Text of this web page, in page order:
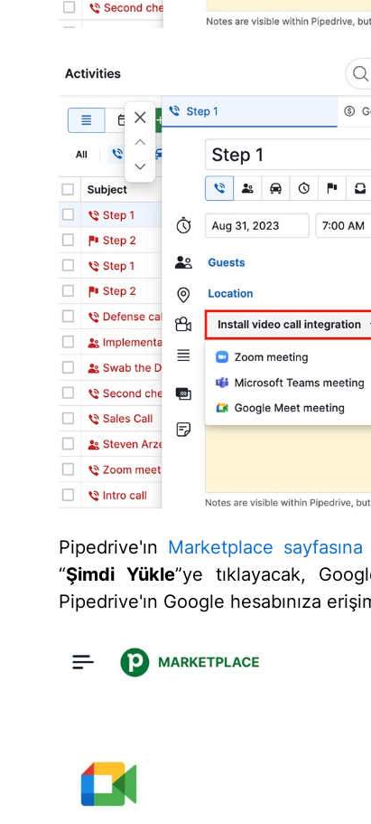
Pipedrive'ın Marketplace sayfasına
“Şimdi Yükle”ye tıklayacak,
Pipedrive'ın Google hesabınıza